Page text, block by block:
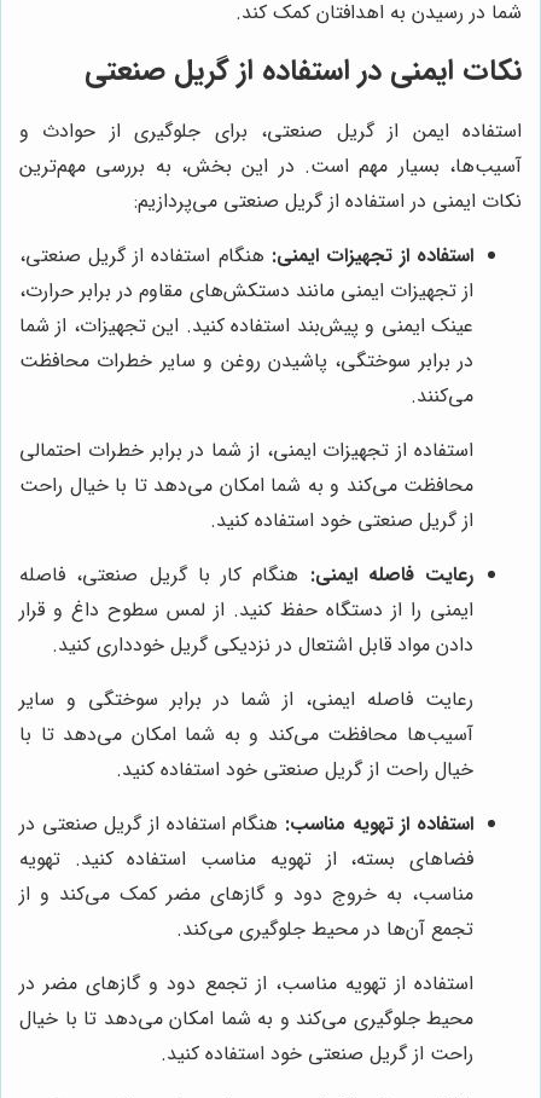
شما در رسیدن به اهدافتان کمک کند.
نکات ایمنی در استفاده از گریل صنعتی
استفاده ایمن از گریل صنعتی، برای جلوگیری از حوادث و
آسیب‌ها، بسیار مهم است. در این بخش، به بررسی مهم‌ترین
نکات ایمنی در استفاده از گریل صنعتی می‌پردازیم:
استفاده از تجهیزات ایمنی: هنگام استفاده از گریل صنعتی،
از تجهیزات ایمنی مانند دستکش‌های مقاوم در برابر حرارت،
عینک ایمنی و پیش‌بند استفاده کنید. این تجهیزات، از شما
در برابر سوختگی، پاشیدن روغن و سایر خطرات محافظت
می‌کنند.
استفاده از تجهیزات ایمنی، از شما در برابر خطرات احتمالی
محافظت می‌کند و به شما امکان می‌دهد تا با خیال راحت
از گریل صنعتی خود استفاده کنید.
رعایت فاصله ایمنی: هنگام کار با گریل صنعتی، فاصله
ایمنی را از دستگاه حفظ کنید. از لمس سطوح داغ و قرار
دادن مواد قابل اشتعال در نزدیکی گریل خودداری کنید.
رعایت فاصله ایمنی، از شما در برابر سوختگی و سایر
آسیب‌ها محافظت می‌کند و به شما امکان می‌دهد تا با
خیال راحت از گریل صنعتی خود استفاده کنید.
استفاده از تهویه مناسب: هنگام استفاده از گریل صنعتی در
فضاهای بسته، از تهویه مناسب استفاده کنید. تهویه
مناسب، به خروج دود و گازهای مضر کمک می‌کند و از
تجمع آن‌ها در محیط جلوگیری می‌کند.
استفاده از تهویه مناسب، از تجمع دود و گازهای مضر در
محیط جلوگیری می‌کند و به شما امکان می‌دهد تا با خیال
راحت از گریل صنعتی خود استفاده کنید.